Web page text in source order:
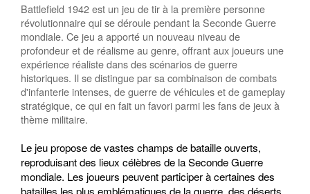
Battlefield 1942 est un jeu de tir à la première personne
révolutionnaire qui se déroule pendant la Seconde Guerre
mondiale. Ce jeu a apporté un nouveau niveau de
profondeur et de réalisme au genre, offrant aux joueurs une
expérience réaliste dans des scénarios de guerre
historiques. Il se distingue par sa combinaison de combats
d'infanterie intenses, de guerre de véhicules et de gameplay
stratégique, ce qui en fait un favori parmi les fans de jeux à
thème militaire.
Le jeu propose de vastes champs de bataille ouverts,
reproduisant des lieux célèbres de la Seconde Guerre
mondiale. Les joueurs peuvent participer à certaines des
batailles les plus emblématiques de la guerre, des déserts